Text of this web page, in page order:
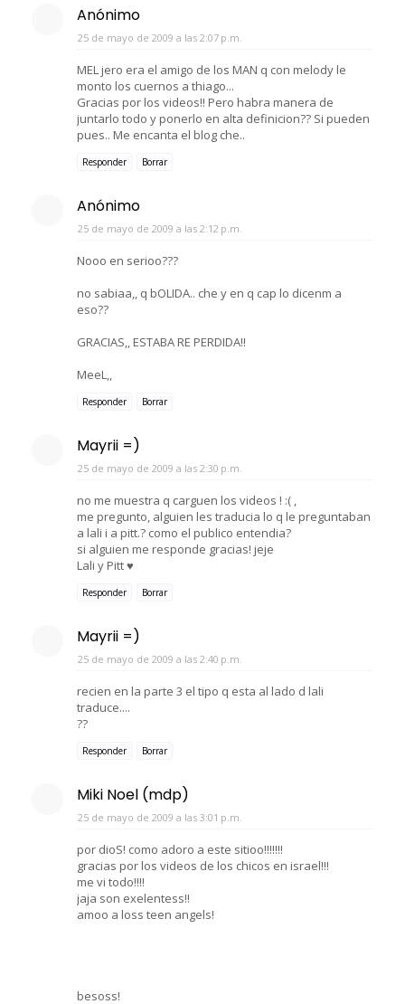
Anónimo
25 de mayo de 2009 a las 2:07 p.m.
MEL jero era el amigo de los MAN q con melody le
monto los cuernos a thiago...
Gracias por los videos!! Pero habra manera de
juntarlo todo y ponerlo en alta definicion?? Si pueden
pues.. Me encanta el blog che..
Responder Borrar
Anónimo
25 de mayo de 2009 a las 2:12 p.m.
Nooo en serioo???
no sabiaa,, q bOLIDA.. che y en q cap lo dicenm a
eso??
GRACIAS,, ESTABA RE PERDIDA!!
MeeL,,
Responder Borrar
Mayrii =)
25 de mayo de 2009 a las 2:30 p.m.
no me muestra q carguen los videos ! :( ,
me pregunto, alguien les traducia lo q le preguntaban
a lali i a pitt.? como el publico entendia?
si alguien me responde gracias! jeje
Lali y Pitt ♥
Responder Borrar
Mayrii =)
25 de mayo de 2009 a las 2:40 p.m.
recien en la parte 3 el tipo q esta al lado d lali
traduce....
??
Responder Borrar
Miki Noel (mdp)
25 de mayo de 2009 a las 3:01 p.m.
por dioS! como adoro a este sitioo!!!!!!!
gracias por los videos de los chicos en israel!!!
me vi todo!!!!
jaja son exelentess!!
amoo a loss teen angels!
besoss!